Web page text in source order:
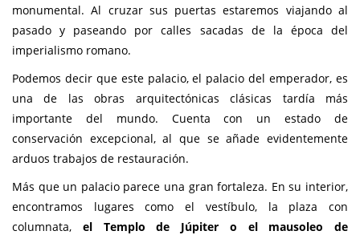
monumental. Al cruzar sus puertas estaremos viajando al
pasado y paseando por calles sacadas de la época del
imperialismo romano.
Podemos decir que este palacio, el palacio del emperador, es
una de las obras arquitectónicas clásicas tardía más
importante del mundo. Cuenta con un estado de
conservación excepcional, al que se añade evidentemente
arduos trabajos de restauración.
Más que un palacio parece una gran fortaleza. En su interior,
encontramos lugares como el vestíbulo, la plaza con
columnata, el Templo de Júpiter o el mausoleo de